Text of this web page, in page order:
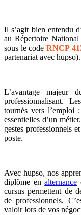
Il s’agit bien entendu
au Répertoire
sous le code RNCP
partenariat avec hupso).
L’avantage majeur
professionnalisant.
tournés vers l’emploi
essentielles d’un
gestes professionnels
poste.
Avec hupso, nos
diplôme enalternance
cursus permettent de
de professionnels.
valoir lors de vos